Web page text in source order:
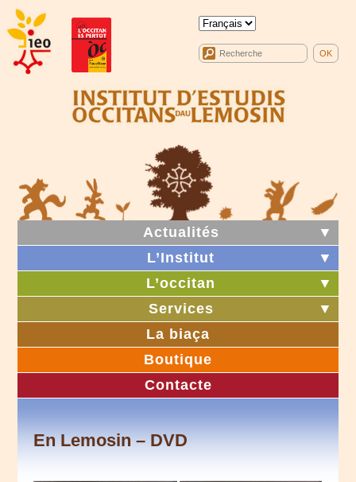
Actualités
▼
L’Institut
▼
L’occitan
▼
Services
▼
La biaça
Boutique
Contacte
En Lemosin – DVD